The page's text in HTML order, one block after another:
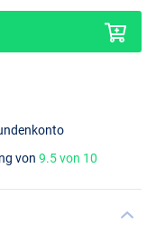
von9.5 von 10